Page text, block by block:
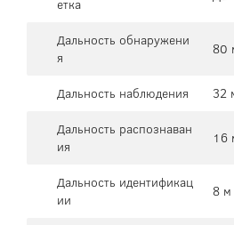
етка
Дальность обнаружени
я
80
Дальность наблюдения
32
Дальность распознаван
ия
16
Дальность идентификац
ии
8 м